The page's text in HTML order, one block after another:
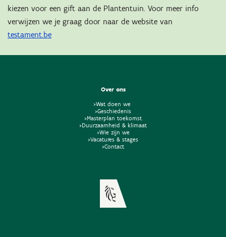
kiezen voor een gift aan de Plantentuin. Voor meer info
verwijzen we je graag door naar de website van
testament.be
Over ons
>Wat doen we
>Geschiedenis
>Masterplan toekomst
>Duurzaamheid & klimaat
>Wie zijn we
>Vacatures & stages
>Contact